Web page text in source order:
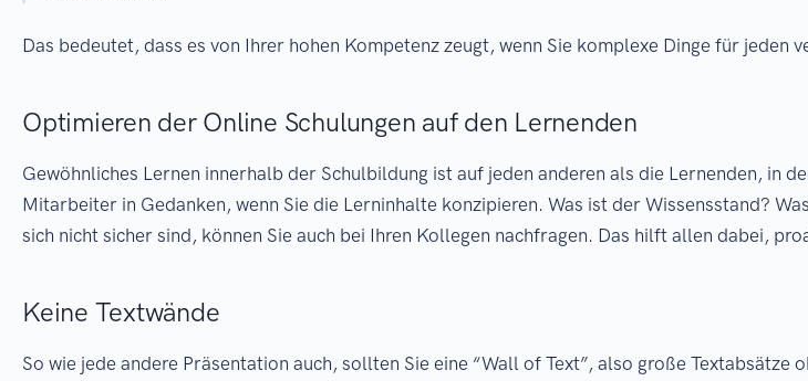
Das bedeutet, dass es von Ihrer hohen Kompetenz zeugt, wenn Sie komplexe Dinge für
Optimieren der Online Schulungen auf den Lernenden
Gewöhnliches Lernen innerhalb der Schulbildung ist auf jeden anderen als die Lernenden, in
Mitarbeiter in Gedanken, wenn Sie die Lerninhalte konzipieren. Was ist der Wissensstand?
sich nicht sicher sind, können Sie auch bei Ihren Kollegen nachfragen. Das hilft allen dabei,
Keine Textwände
So wie jede andere Präsentation auch, sollten Sie eine “Wall of Text”, also große